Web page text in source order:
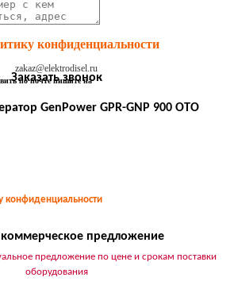
конфиденциальности
по почте пишите на
zakaz@elektrodisel.ru
Заказать звонок
GenPower GPR-GNP 900 OTO
конфиденциальности
коммерческое предложение
предложение по цене и срокам поставки
оборудования